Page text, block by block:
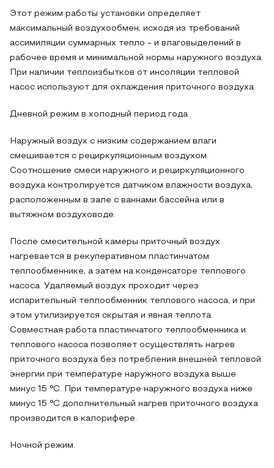
Этот режим работы установки определяет
максимальный воздухоoбмен, исходя из требований
ассимиляции суммарных тепло - и влаговыделений в
рабочее время и минимальной нормы наружного воздуха.
При наличии теплоизбытков от инсоляции тепловой
насос используют для охлаждения приточного воздуха.
Дневной режим в холодный период года.
Наружный воздух с низким содержанием влаги
смешивается с рециркуляционным воздухом.
Соотношение смеси наружного и рециркуляционного
воздуха контролируется датчиком влажности воздуха,
расположенным в зале с ваннами бассейна или в
вытяжном воздуховоде.
После смесительной камеры приточный воздух
нагревается в рекуперативном пластинчатом
теплообменнике, а затем на конденсаторе теплового
насоса. Удаляемый воздух проходит через
испарительный теплообменник теплового насоса, и при
этом утилизируется скрытая и явная теплота.
Совместная работа пластинчатого теплообменника и
теплового насоса позволяет осуществлять нагрев
приточного воздуха без потребления внешней тепловой
энергии при температуре наружного воздуха выше
минус 15 °С. При температуре наружного воздуха ниже
минус 15 °С дополнительный нагрев приточного воздуха
производится в калорифере.
Ночной режим.